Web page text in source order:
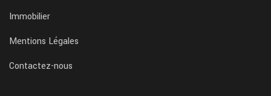
Immobilier
Mentions Légales
Contactez-nous